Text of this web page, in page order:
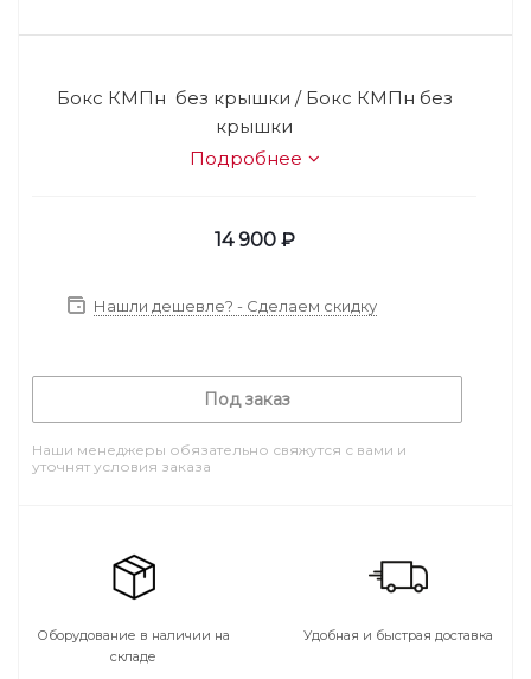
Бокс КМПн без крышки / Бокс КМПн без
крышки
Подробнее
14 900₽
Нашли дешевле? - Сделаем скидку
Под заказ
Наши менеджеры обязательно свяжутся с вами и
уточнят условия заказа
Оборудование в наличии на
складе
Удобная и быстрая доставка